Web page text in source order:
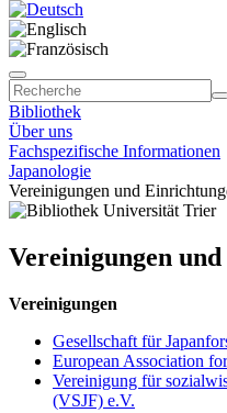
Bibliothek
Über uns
Fachspezifische Informationen
Japanologie
Vereinigungen und
Vereinigungen
Vereinigungen
Gesellschaft für
European Association
Vereinigung für
(VSJF) e.V.